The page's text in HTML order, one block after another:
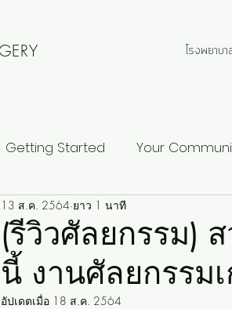
โรงพยาบา
Getting Started Your
(รีวิวศัลยกรรม)
นี้ งานศัลยกรรม
13 ส.ค. 2564 ยาว 1 นาที
อัปเดตเมื่อ 18 ส.ค. 2564